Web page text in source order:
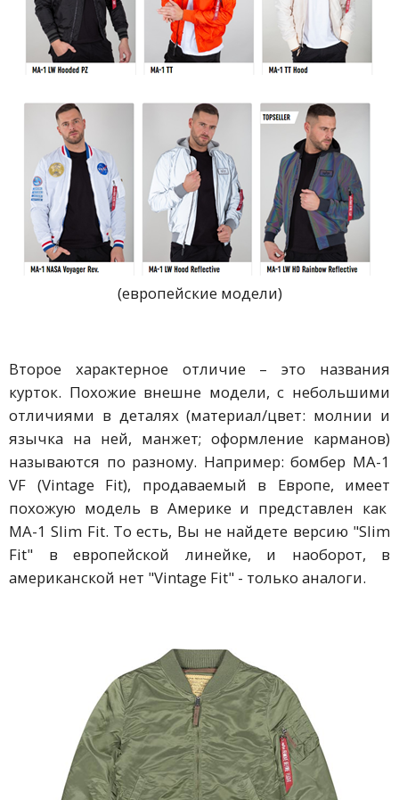
(европейские модели)
Второе характерное отличие – это названия
курток. Похожие внешне модели, с небольшими
отличиями в деталях (материал/цвет: молнии и
язычка на ней, манжет; оформление карманов)
называются по разному. Например: бомбер MA-1
VF (Vintage Fit), продаваемый в Европе, имеет
похожую модель в Америке и представлен как
MA-1 Slim Fit. То есть, Вы не найдете версию "Slim
Fit" в европейской линейке, и наоборот, в
американской нет "Vintage Fit" - только аналоги.